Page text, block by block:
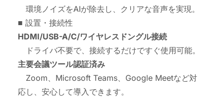
環境ノイズをAIが除去し、クリアな音声を実現。
■ 設置・接続性
HDMI/USB-A/C/ワイヤレスドングル接続
ドライバ不要で、接続するだけですぐ使用可能。
主要会議ツール認証済み
Zoom、Microsoft Teams、Google Meetなど対
応し、安心して導入できます。